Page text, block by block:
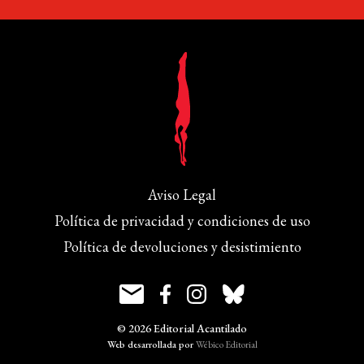
Aviso Legal
Política de privacidad y condiciones de uso
Política de devoluciones y desistimiento
© 2026 Editorial Acantilado
Web desarrollada porWébico Editorial